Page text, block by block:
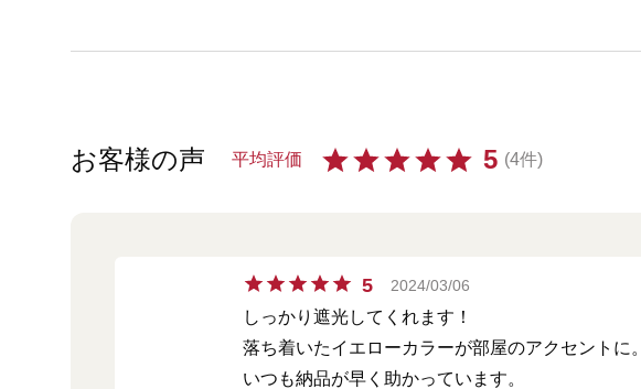
お客様の声 平均評価 5 (4件)
5 2024/03/06
しっかり遮光してくれます！
落ち着いたイエローカラーが部屋のアクセントに。
いつも納品が早く助かっています。